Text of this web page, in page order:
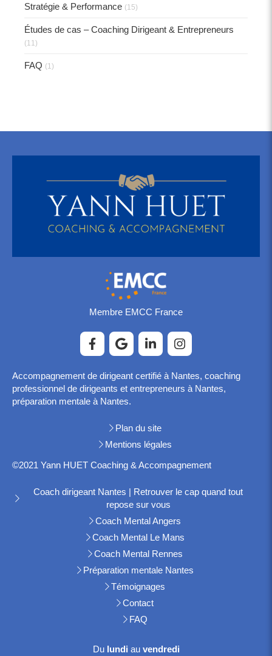
Stratégie & Performance (15)
Études de cas – Coaching Dirigeant & Entrepreneurs
(11)
FAQ (1)
Membre EMCC France
Accompagnement de dirigeant certifié à Nantes, coaching
professionnel de dirigeants et entrepreneurs à Nantes,
préparation mentale à Nantes.
Plan du site
Mentions légales
©2021 Yann HUET Coaching & Accompagnement
Coach dirigeant Nantes | Retrouver le cap quand tout
repose sur vous
Coach Mental Angers
Coach Mental Le Mans
Coach Mental Rennes
Préparation mentale Nantes
Témoignages
Contact
FAQ
Du lundi au vendredi